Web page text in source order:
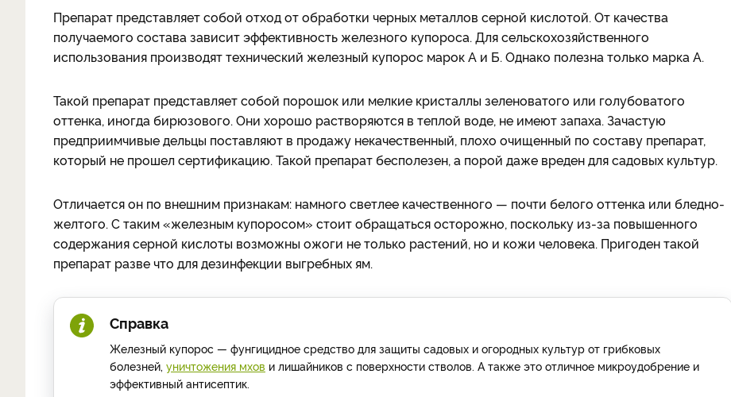
Препарат представляет собой отход от обработки черных металлов серной кислотой. От качества
получаемого состава зависит эффективность железного купороса. Для сельскохозяйственного
использования производят технический железный купорос марок А и Б. Однако полезна только марка А.
Такой препарат представляет собой порошок или мелкие кристаллы зеленоватого или голубоватого
оттенка, иногда бирюзового. Они хорошо растворяются в теплой воде, не имеют запаха. Зачастую
предприимчивые дельцы поставляют в продажу некачественный, плохо очищенный по составу препарат,
который не прошел сертификацию. Такой препарат бесполезен, а порой даже вреден для садовых культур.
Отличается он по внешним признакам: намного светлее качественного — почти белого оттенка или бледно-
желтого. С таким «железным купоросом» стоит обращаться осторожно, поскольку из-за повышенного
содержания серной кислоты возможны ожоги не только растений, но и кожи человека. Пригоден такой
препарат разве что для дезинфекции выгребных ям.
Справка
Железный купорос — фунгицидное средство для защиты садовых и огородных культур от грибковых
болезней, уничтожения мхов и лишайников с поверхности стволов. А также это отличное микроудобрение и
эффективный антисептик.